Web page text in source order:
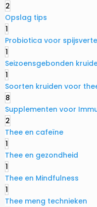
2
Opslag tips
1
Probiotica voor
1
Seizoensgebonden
1
Soorten kruiden voor
8
Supplementen voor
2
Thee en cafeïne
1
Thee en gezondheid
1
Thee en Mindfulness
1
Thee meng technieken